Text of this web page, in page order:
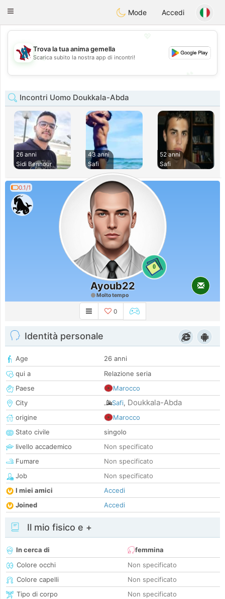
Taimerais
Toggle
Mode Accedi
💖
💕
Trova la tua anima gemella
Scarica subito la nostra app di incontri!
Incontri Uomo Doukkala-Abda
26 anni
Sidi Bennour
43 anni
Safi
52 anni
Safi
0.1/1
0
Ayoub22
Molto tempo
0
Identità personale
Age
26 anni
qui a
Relazione seria
Paese
Marocco
City
Safi, Doukkala-Abda
origine
Marocco
Stato civile
singolo
livello accademico
Non specificato
Fumare
Non specificato
Job
Non specificato
I miei amici
Accedi
Joined
Accedi
Il mio fisico e +
In cerca di
femmina
Colore occhi
Non specificato
Colore capelli
Non specificato
Tipo di corpo
Non specificato